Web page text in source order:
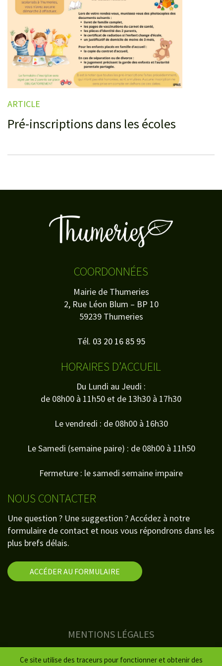
Ce site utilise des traceurs pour fonctionner et obtenir des
ARTICLE
Pré-inscriptions dans les écoles
COORDONNÉES
Mairie de Thumeries
2, Rue Léon Blum – BP 10
59239 Thumeries
Tél. 03 20 16 85 95
HORAIRES D’ACCUEIL
Du Lundi au Jeudi :
de 08h00 à 11h50 et de 13h30 à 17h30
Le vendredi : de 08h00 à 16h30
Le Samedi (semaine paire) : de 08h00 à 11h50
Fermeture : le samedi semaine impaire
NOUS CONTACTER
Une question ? Une suggestion ? Accédez à notre
formulaire de contact et nous vous répondrons dans les
plus brefs délais.
ACCÉDER AU FORMULAIRE
MENTIONS LÉGALES